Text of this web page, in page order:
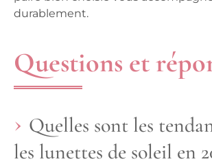
durablement.
Questions et
Quelles sont les
les lunettes de soleil en